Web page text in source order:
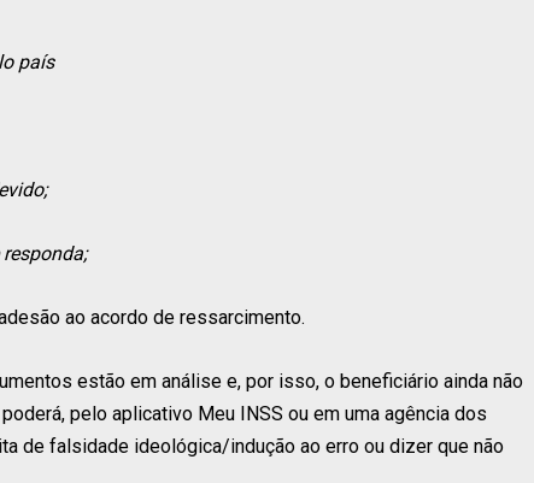
país
ao acordo de ressarcimento.
estão em análise e, por isso, o beneficiário ainda não
pelo aplicativo Meu INSS ou em uma agência dos
de falsidade ideológica/indução ao erro ou dizer que não